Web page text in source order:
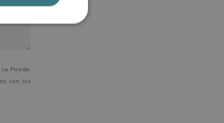
La Pineda,
con los